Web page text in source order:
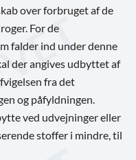
over forbruget af de
For de
falder ind under denne
der angives udbyttet af
fra det
og påfyldningen.
ved udvejninger eller
stoffer i mindre, til